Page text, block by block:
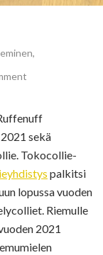
,
sekä
Tokocollie-
palkitsi
lopussa vuoden
Riemulle
2021